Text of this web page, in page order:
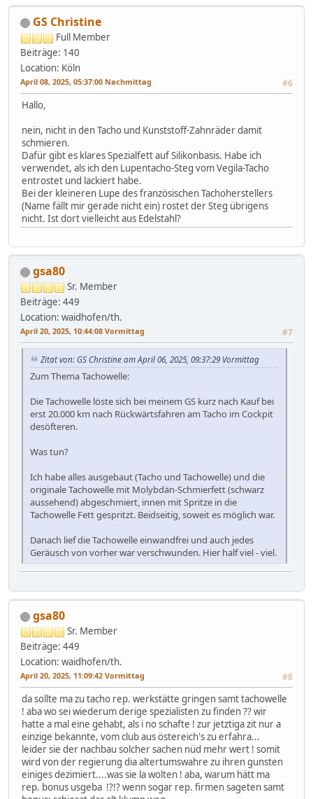
GS Christine
Full Member
Beiträge: 140
Location: Köln
April 08, 2025, 05:37:00 Nachmittag #6
Hallo,
nein, nicht in den Tacho und Kunststoff-Zahnräder damit
schmieren.
Dafür gibt es klares Spezialfett auf Silikonbasis. Habe ich
verwendet, als ich den Lupentacho-Steg vom Vegila-Tacho
entrostet und lackiert habe.
Bei der kleineren Lupe des französischen Tachoherstellers
(Name fällt mir gerade nicht ein) rostet der Steg übrigens
nicht. Ist dort vielleicht aus Edelstahl?
gsa80
Sr. Member
Beiträge: 449
Location: waidhofen/th.
April 20, 2025, 10:44:08 Vormittag #7
Zitat von: GS Christine am April 06, 2025, 09:37:29 Vormittag
Zum Thema Tachowelle:
Die Tachowelle löste sich bei meinem GS kurz nach Kauf bei
erst 20.000 km nach Rückwärtsfahren am Tacho im Cockpit
desöfteren.
Was tun?
Ich habe alles ausgebaut (Tacho und Tachowelle) und die
originale Tachowelle mit Molybdän-Schmierfett (schwarz
aussehend) abgeschmiert, innen mit Spritze in die
Tachowelle Fett gespritzt. Beidseitig, soweit es möglich war.
Danach lief die Tachowelle einwandfrei und auch jedes
Geräusch von vorher war verschwunden. Hier half viel - viel.
gsa80
Sr. Member
Beiträge: 449
Location: waidhofen/th.
April 20, 2025, 11:09:42 Vormittag #8
da sollte ma zu tacho rep. werkstätte gringen samt tachowelle
! aba wo sei wiederum derige spezialisten zu finden ?? wir
hatte a mal eine gehabt, als i no schafte ! zur jetztiga zit nur a
einzige bekannte, vom club aus östereich's zu erfahra...
leider sie der nachbau solcher sachen nüd mehr wert ! somit
wird von der regierung dia altertumswahre zu ihren gunsten
einiges dezimiert....was sie la wolten ! aba, warum hätt ma
rep. bonus usgeba !?!? wenn sogar rep. firmen sageten samt